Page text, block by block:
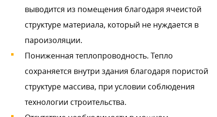
выводится из помещения благодаря ячеистой
структуре материала, который не нуждается в
пароизоляции.
Пониженная теплопроводность. Тепло
сохраняется внутри здания благодаря пористой
структуре массива, при условии соблюдения
технологии строительства.